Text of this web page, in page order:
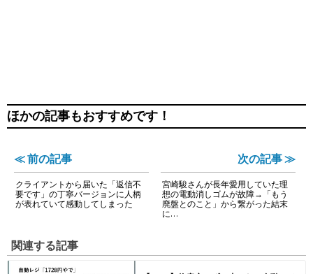
ほかの記事もおすすめです！
≪ 前の記事
クライアントから届いた「返信不
要です」の丁寧バージョンに人柄
が表れていて感動してしまった
次の記事 ≫
宮崎駿さんが長年愛用していた理
想の電動消しゴムが故障→「もう
廃盤とのこと」から繋がった結末
に…
関連する記事